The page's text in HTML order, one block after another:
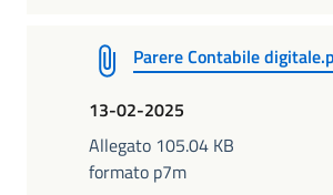
Parere Contabile
13-02-2025
Allegato 105.04 KB
formato p7m